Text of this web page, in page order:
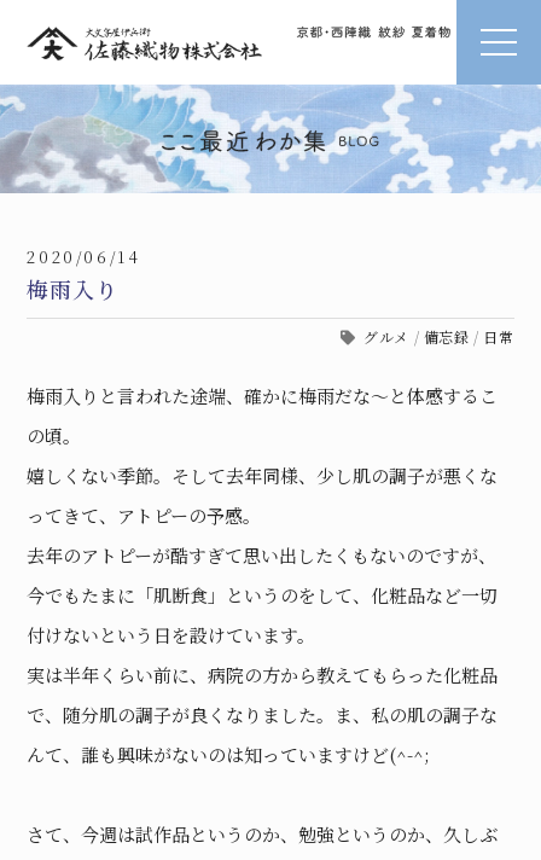
2020/06/14
梅雨入り
グルメ / 備忘録 / 日常
梅雨入りと言われた途端、確かに梅雨だな〜と体感するこ
の頃。
嬉しくない季節。そして去年同様、少し肌の調子が悪くな
ってきて、アトピーの予感。
去年のアトピーが酷すぎて思い出したくもないのですが、
今でもたまに「肌断食」というのをして、化粧品など一切
付けないという日を設けています。
実は半年くらい前に、病院の方から教えてもらった化粧品
で、随分肌の調子が良くなりました。ま、私の肌の調子な
んて、誰も興味がないのは知っていますけど(^-^;
さて、今週は試作品というのか、勉強というのか、久しぶ